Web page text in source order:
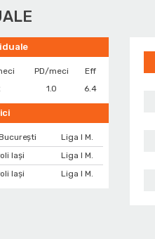
PD/meci
Eff
1.0 6.4
Liga I M.
Iași
Liga I M.
Iași Liga I M.